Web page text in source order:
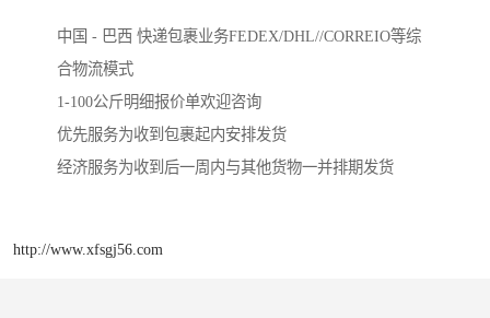
中国 - 巴西 快递包裹业务FEDEX/DHL//CORREIO等综
合物流模式
1-100公斤明细报价单欢迎咨询
优先服务为收到包裹起内安排发货
经济服务为收到后一周内与其他货物一并排期发货
http://www.xfsgj56.com